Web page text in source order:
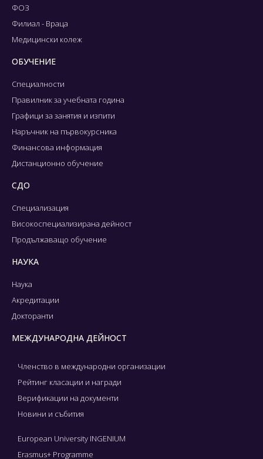
ФОЗ
Филиал - Враца
Медицински колеж
ОБУЧЕНИЕ
Специалности
Правилник за учебната година
Графици за занятия и изпити
Наръчник на първокурсника
Финансова информация
Дистанционно обучение
СДО
Специализация
Високоспециализирана дейност
Продължаващо обучение
НАУКА
Наука
Акредитации
Докторанти
МЕЖДУНАРОДНА ДЕЙНОСТ
Членство в международни организации
Рейтинг класации и награди
Верификации на документи
Новини и събития
European University INGENIUM
Erasmus+ Programme